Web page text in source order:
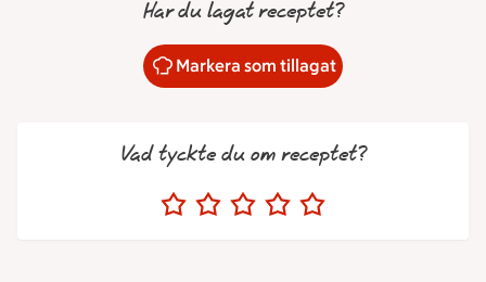
Har du lagat receptet?
Markera som tillagat
Vad tyckte du om receptet?